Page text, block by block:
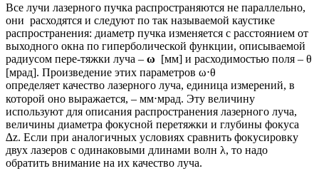
Все лучи лазерного пучка распространяются не параллельно,
они расходятся и следуют по так называемой каустике
распространения: диаметр пучка изменяется с расстоянием от
выходного окна по гиперболической функции, описываемой
радиусом пере-тяжки луча – ω [мм] и расходимостью поля – θ
[мрад]. Произведение этих параметров ω⋅θ
определяет качество лазерного луча, единица измерений, в
которой оно выражается, – мм⋅мрад. Эту величину
используют для описания распространения лазерного луча,
величины диаметра фокусной перетяжки и глубины фокуса
∆z. Если при аналогичных условиях сравнить фокусировку
двух лазеров с одинаковыми длинами волн λ, то надо
обратить внимание на их качество луча.